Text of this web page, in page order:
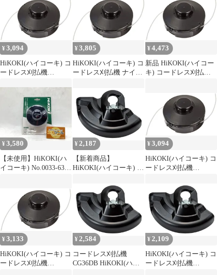
コードカッタ(M10)
0033-6327 1
コードカッタ(M10)
0033-6327 1
コードカッタ(M10)
0033-6327 0
¥3,094
HiKOKI(ハイコーキ) コ
ードレス刈払機
コードカッタ(M10)
0033-6327 1
¥3,805
HiKOKI(ハイコーキ) コ
ードレス刈払機 ナイロ
¥4,473
新品 HiKOKI(ハイコー
キ) コードレス刈払機
コードカッタ(M10)
0033-6327
¥3,580
【未使用】HiKOKI(ハ
イコーキ) No.0033-6327
(打撃タイプ) 0033-6327
[IT_KQFUV][豊田]
[M04]
¥ 2,187
【新着商品】
HiKOKI(ハイコーキ) コ
CG36DB CG18DA 用 飛
散防護カバー 377271
¥3,094
HiKOKI(ハイコーキ) コ
ードレス刈払機
CG18DA 他用ナイロン
コードカッタ(M10)
0033-6327 1
¥3,133
HiKOKI(ハイコーキ) コ
ードレス刈払機
¥ 2,584
コードレス刈払機
CG36DB HiKOKI(ハイ
¥ 2,109
HiKOKI(ハイコーキ) コ
ードレス刈払機